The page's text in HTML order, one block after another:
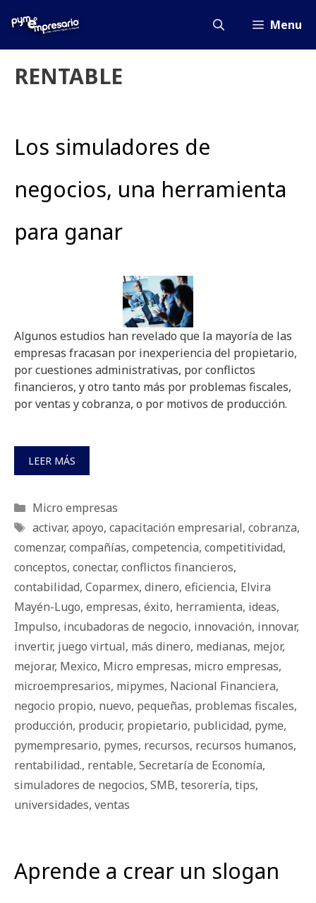
Menu
RENTABLE
Los simuladores de
negocios, una herramienta
para ganar
Algunos estudios han revelado que la mayoría de las
empresas fracasan por inexperiencia del propietario,
por cuestiones administrativas, por conflictos
financieros, y otro tanto más por problemas fiscales,
por ventas y cobranza, o por motivos de producción.
LEER MÁS
Categorías
Micro empresas
Etiquetas
activar, apoyo, capacitación empresarial, cobranza,
comenzar, compañías, competencia, competitividad,
conceptos, conectar, conflictos financieros,
contabilidad, Coparmex, dinero, eficiencia, Elvira
Mayén-Lugo, empresas, éxito, herramienta, ideas,
Impulso, incubadoras de negocio, innovación, innovar,
invertir, juego virtual, más dinero, medianas, mejor,
mejorar, Mexico, Micro empresas, micro empresas,
microempresarios, mipymes, Nacional Financiera,
negocio propio, nuevo, pequeñas, problemas fiscales,
producción, producir, propietario, publicidad, pyme,
pymempresario, pymes, recursos, recursos humanos,
rentabilidad., rentable, Secretaría de Economía,
simuladores de negocios, SMB, tesorería, tips,
universidades, ventas
Aprende a crear un slogan